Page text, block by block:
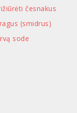
česnakus
(smidrus)
sode